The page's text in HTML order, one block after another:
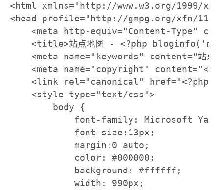
<html xmlns="http://www.w3.org/1999/
<head profile="http://gmpg.org/xfn/11">
<meta http-equiv="Content-Type"
<title>站点地图 - <?php
<meta name="keywords" content="站
<meta name="copyright"
<link rel="canonical" href="<?php
    <style type="text/css">
        body {
font-family: Microsoft
            font-size:13px;
            margin:0 auto;
            color: #000000;
            background: #ffffff;
            width: 990px;